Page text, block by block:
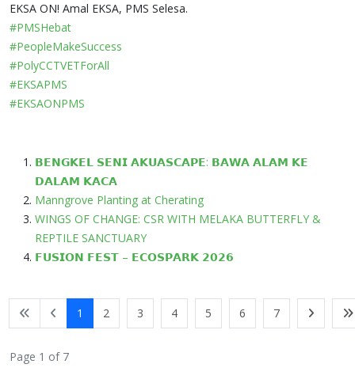
EKSA ON! Amal EKSA, PMS Selesa.
#PMSHebat
#PeopleMakeSuccess
#PolyCCTVETForAll
#EKSAPMS
#EKSAONPMS
𝗕𝗘𝗡𝗚𝗞𝗘𝗟 𝗦𝗘𝗡𝗜 𝗔𝗞𝗨𝗔𝗦𝗖𝗔𝗣𝗘: 𝗕𝗔𝗪𝗔 𝗔𝗟𝗔𝗠 𝗞𝗘
𝗗𝗔𝗟𝗔𝗠 𝗞𝗔𝗖𝗔
Manngrove Planting at Cherating
WINGS OF CHANGE: CSR WITH MELAKA BUTTERFLY &
REPTILE SANCTUARY
𝗙𝗨𝗦𝗜𝗢𝗡 𝗙𝗘𝗦𝗧 – 𝗘𝗖𝗢𝗦𝗣𝗔𝗥𝗞 𝟮𝟬𝟮𝟲
1 2 3 4 5 6 7
Page 1 of 7